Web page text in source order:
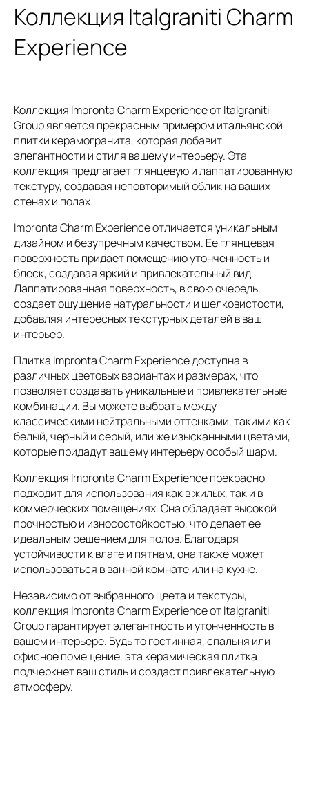
Коллекция Italgraniti Charm
Experience
Коллекция Impronta Charm Experience от Italgraniti
Group является прекрасным примером итальянской
плитки керамогранита, которая добавит
элегантности и стиля вашему интерьеру. Эта
коллекция предлагает глянцевую и лаппатированную
текстуру, создавая неповторимый облик на ваших
стенах и полах.
Impronta Charm Experience отличается уникальным
дизайном и безупречным качеством. Ее глянцевая
поверхность придает помещению утонченность и
блеск, создавая яркий и привлекательный вид.
Лаппатированная поверхность, в свою очередь,
создает ощущение натуральности и шелковистости,
добавляя интересных текстурных деталей в ваш
интерьер.
Плитка Impronta Charm Experience доступна в
различных цветовых вариантах и размерах, что
позволяет создавать уникальные и привлекательные
комбинации. Вы можете выбрать между
классическими нейтральными оттенками, такими как
белый, черный и серый, или же изысканными цветами,
которые придадут вашему интерьеру особый шарм.
Коллекция Impronta Charm Experience прекрасно
подходит для использования как в жилых, так и в
коммерческих помещениях. Она обладает высокой
прочностью и износостойкостью, что делает ее
идеальным решением для полов. Благодаря
устойчивости к влаге и пятнам, она также может
использоваться в ванной комнате или на кухне.
Независимо от выбранного цвета и текстуры,
коллекция Impronta Charm Experience от Italgraniti
Group гарантирует элегантность и утонченность в
вашем интерьере. Будь то гостинная, спальня или
офисное помещение, эта керамическая плитка
подчеркнет ваш стиль и создаст привлекательную
атмосферу.